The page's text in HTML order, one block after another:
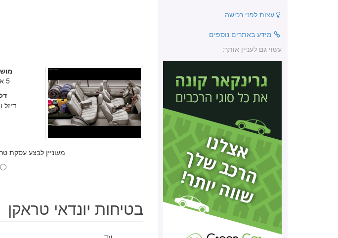
עצות לפני רכישה
מידע באתרים נוספים
עשוי גם לעניין אותך:
5 או-7
דיזל
מעוניין לבצע עסקת
בטיחות יונדאי טראקן 2001 - 2007 יד שנייה